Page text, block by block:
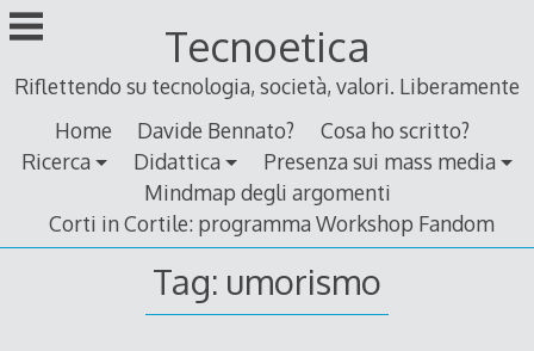
Skip
to
Tecnoetica
Riflettendo su tecnologia, società, valori. Liberamente
Home
Davide Bennato?
Cosa ho scritto?
Ricerca
Didattica
Presenza sui mass media
Mindmap degli argomenti
Corti in Cortile: programma Workshop Fandom
Tag: umorismo